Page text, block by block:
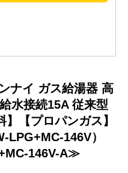
ナイ ガス給湯器 高
水接続15A 従来型
【プロパンガス】
LPG+MC-146V）
146V-A≫